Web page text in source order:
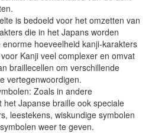
is bedoeld voor het omzetten van
die in het Japans worden
hoeveelheid kanji-karakters
Kanji veel complexer en omvat
braillecellen om verschillende
vertegenwoordigen.
Zoals in andere
het Japanse braille ook speciale
leestekens, wiskundige symbolen
weer te geven.